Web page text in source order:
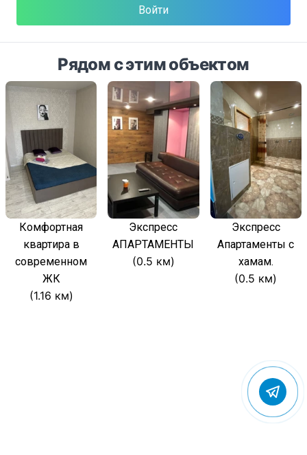
Войти
Рядом с этим объектом
Комфортная
квартира в
современном
ЖК
(1.16 км)
Экспресс
АПАРТАМЕНТЫ
(0.5 км)
Экспресс
Апартаменты с
хамам.
(0.5 км)